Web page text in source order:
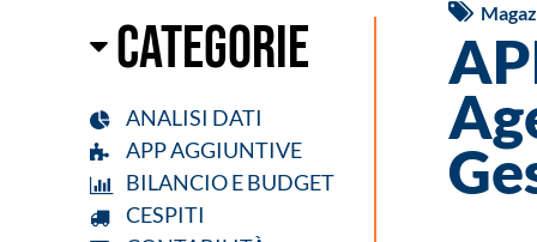
Categorie
ANALISI DATI
APP AGGIUNTIVE
BILANCIO E BUDGET
CESPITI